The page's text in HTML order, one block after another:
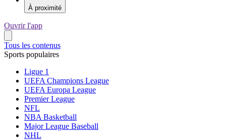
À proximité
Ouvrir l'app
Tous les contenus
Sports populaires
Ligue 1
UEFA Champions League
UEFA Europa League
Premier League
NFL
NBA Basketball
Major League Baseball
NHL